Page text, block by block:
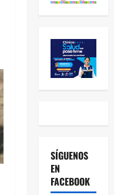
SÍGUENOS
EN
FACEBOOK